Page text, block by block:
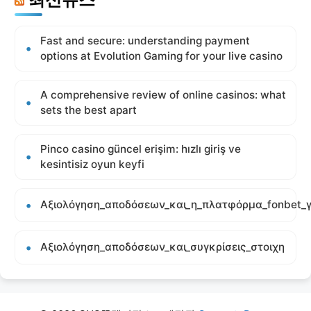
Fast and secure: understanding payment
options at Evolution Gaming for your live casino
A comprehensive review of online casinos: what
sets the best apart
Pinco casino güncel erişim: hızlı giriş ve
kesintisiz oyun keyfi
Αξιολόγηση_αποδόσεων_και_συγκρίσεις_στοιχη